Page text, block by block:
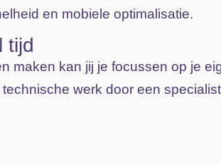
en mobiele optimalisatie.
tijd
maken kan jij je focussen op je
werk door een